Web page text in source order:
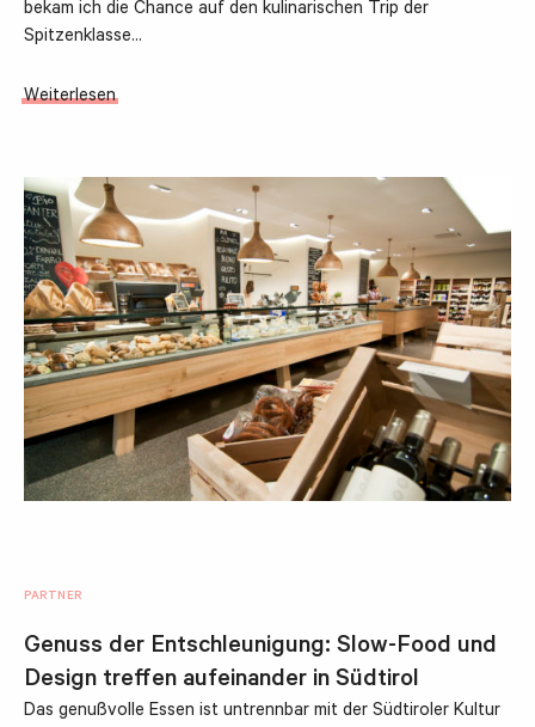
bekam ich die Chance auf den kulinarischen Trip der
Spitzenklasse…
Weiterlesen
PARTNER
Genuss der Entschleunigung: Slow-Food und
Design treffen aufeinander in Südtirol
Das genußvolle Essen ist untrennbar mit der Südtiroler Kultur